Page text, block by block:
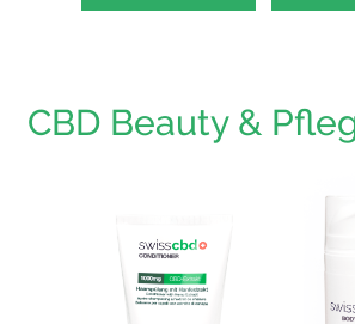
CBD Beauty &